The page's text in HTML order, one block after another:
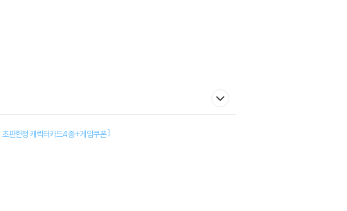
초판한정 캐릭터카드4종+게임쿠폰]